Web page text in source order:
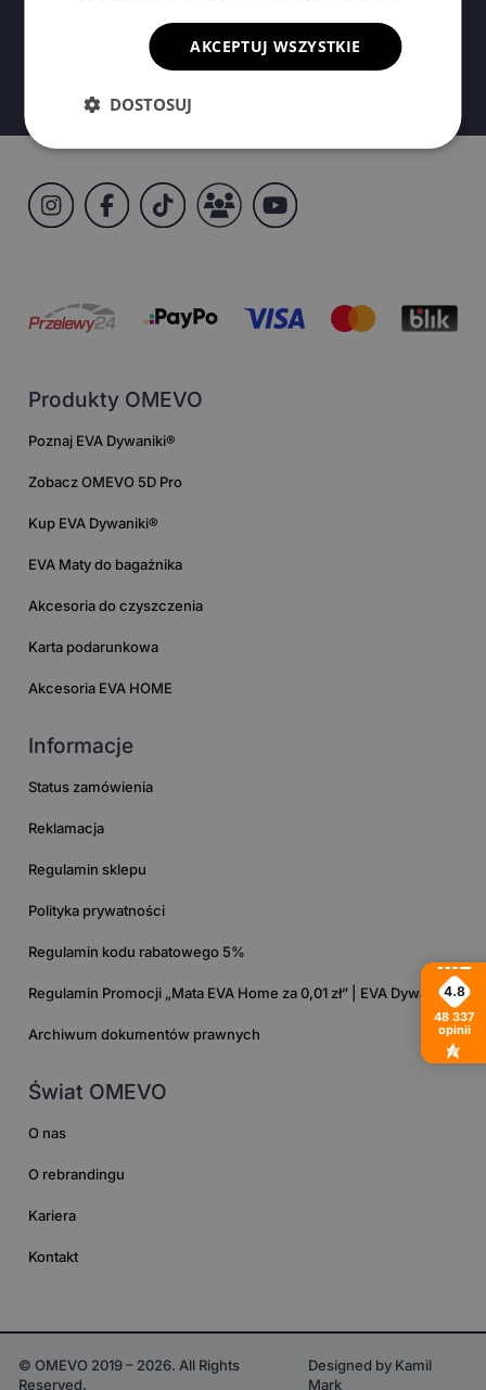
+48 732 125 401
klient@evadywaniki.pl
Produkty OMEVO
Poznaj EVA Dywaniki®
Zobacz OMEVO 5D Pro
Kup EVA Dywaniki®
EVA Maty do bagażnika
Akcesoria do czyszczenia
Karta podarunkowa
Akcesoria EVA HOME
Informacje
Status zamówienia
Reklamacja
Regulamin sklepu
Polityka prywatności
Regulamin kodu rabatowego 5%
Regulamin Promocji „Mata EVA Home za 0,01 zł” | EVA Dywaniki
Archiwum dokumentów prawnych
Świat OMEVO
O nas
O rebrandingu
Kariera
Kontakt
© OMEVO 2019 – 2026. All Rights
Reserved.
Designed by Kamil
Mark
4.8
48 337
opinii
AKCEPTUJ WSZYSTKIE
DOSTOSUJ